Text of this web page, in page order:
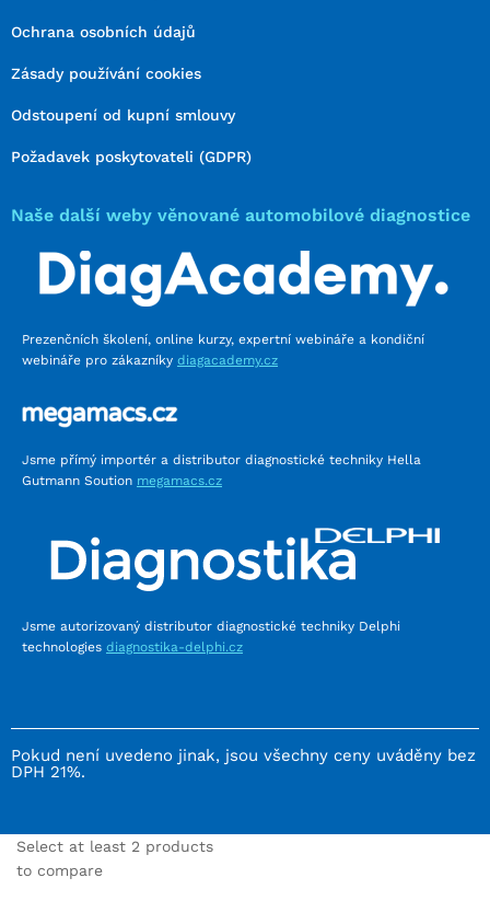
Ochrana osobních údajů
Zásady používání cookies
Odstoupení od kupní smlouvy
Požadavek poskytovateli (GDPR)
Naše další weby věnované automobilové diagnostice
Prezenčních školení, online kurzy, expertní webináře a kondiční
webináře pro zákazníky diagacademy.cz
Jsme přímý importér a distributor diagnostické techniky Hella
Gutmann Soution megamacs.cz
Jsme autorizovaný distributor diagnostické techniky Delphi
technologies diagnostika-delphi.cz
Pokud není uvedeno jinak, jsou všechny ceny uváděny bez
DPH 21%.
Select at least 2 products
to compare